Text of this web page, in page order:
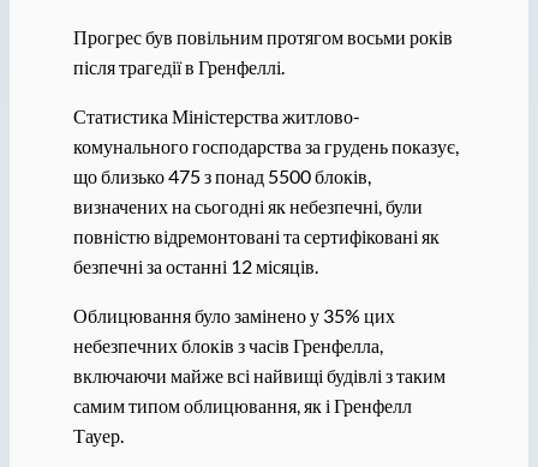
Прогрес був повільним протягом восьми років
після трагедії в Гренфеллі.
Статистика Міністерства житлово-
комунального господарства за грудень показує,
що близько 475 з понад 5500 блоків,
визначених на сьогодні як небезпечні, були
повністю відремонтовані та сертифіковані як
безпечні за останні 12 місяців.
Облицювання було замінено у 35% цих
небезпечних блоків з часів Гренфелла,
включаючи майже всі найвищі будівлі з таким
самим типом облицювання, як і Гренфелл
Тауер.